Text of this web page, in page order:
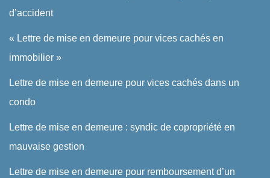
d’accident
« Lettre de mise en demeure pour vices cachés en
immobilier »
Lettre de mise en demeure pour vices cachés dans un
condo
Lettre de mise en demeure : syndic de copropriété en
mauvaise gestion
Lettre de mise en demeure pour remboursement d’un